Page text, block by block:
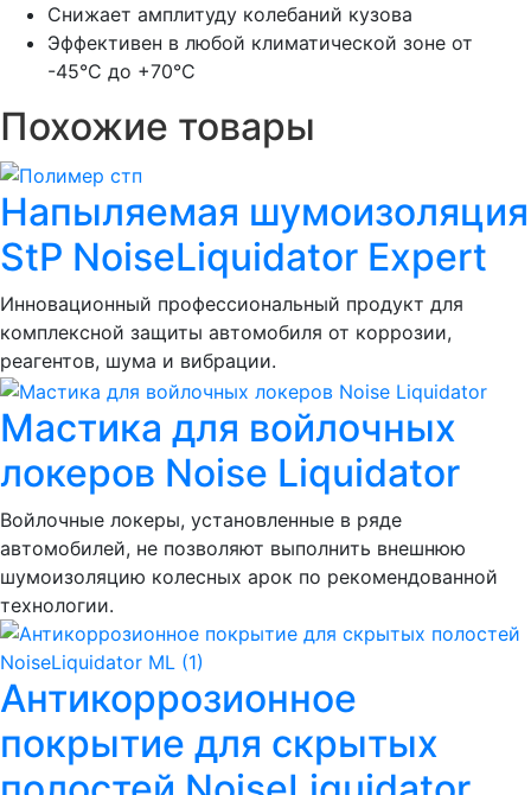
Снижает амплитуду колебаний кузова
Эффективен в любой климатической зоне от
-45°С до +70°С
Похожие товары
Напыляемая шумоизоляция
StP NoiseLiquidator Expert
Инновационный профессиональный продукт для
комплексной защиты автомобиля от коррозии,
реагентов, шума и вибрации.
Мастика для войлочных
локеров Noise Liquidator
Войлочные локеры, установленные в ряде
автомобилей, не позволяют выполнить внешнюю
шумоизоляцию колесных арок по рекомендованной
технологии.
Антикоррозионное
покрытие для скрытых